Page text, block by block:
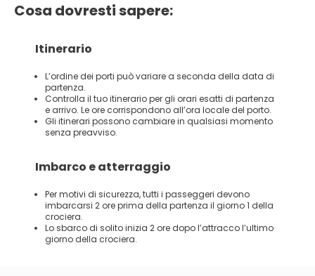
Cosa dovresti sapere:
Itinerario
L’ordine dei porti può variare a seconda della data di
partenza.
Controlla il tuo itinerario per gli orari esatti di partenza
e arrivo. Le ore corrispondono all’ora locale del porto.
Gli itinerari possono cambiare in qualsiasi momento
senza preavviso.
Imbarco e atterraggio
Per motivi di sicurezza, tutti i passeggeri devono
imbarcarsi 2 ore prima della partenza il giorno 1 della
crociera.
Lo sbarco di solito inizia 2 ore dopo l’attracco l’ultimo
giorno della crociera.